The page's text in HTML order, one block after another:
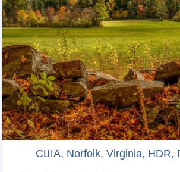
США, Norfolk, Virginia, HDR,